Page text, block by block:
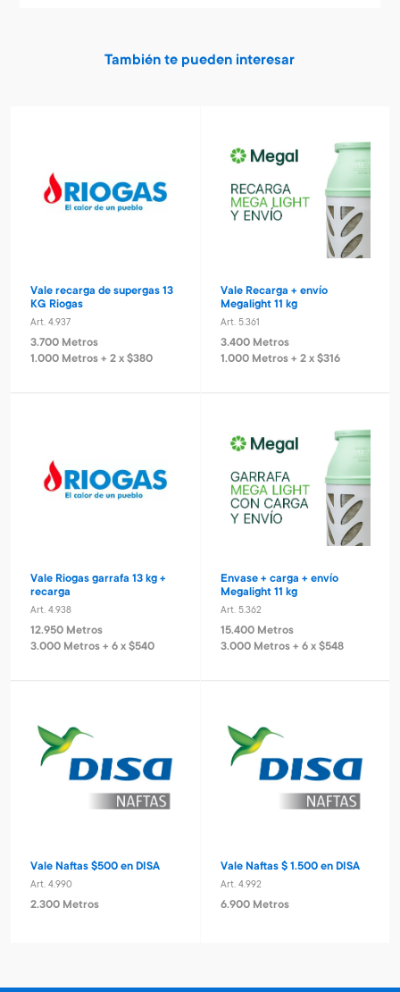
También te pueden interesar
Vale recarga de supergas 13
KG Riogas
Art. 4.937
3.700 Metros
1.000 Metros + 2 x $380
Vale Recarga + envío
Megalight 11 kg
Art. 5.361
3.400 Metros
1.000 Metros + 2 x $316
Vale Riogas garrafa 13 kg +
recarga
Art. 4.938
12.950 Metros
3.000 Metros + 6 x $540
Envase + carga + envío
Megalight 11 kg
Art. 5.362
15.400 Metros
3.000 Metros + 6 x $548
Vale Naftas $500 en DISA
Art. 4.990
2.300 Metros
Vale Naftas $ 1.500 en DISA
Art. 4.992
6.900 Metros